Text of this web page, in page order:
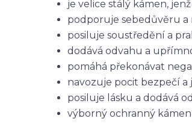
je velice stálý kámen,
podporuje sebedůvěru a
posiluje soustředění a
dodává odvahu a
pomáhá překonávat
navozuje pocit bezpečí a
posiluje lásku a dodává
výborný ochranný